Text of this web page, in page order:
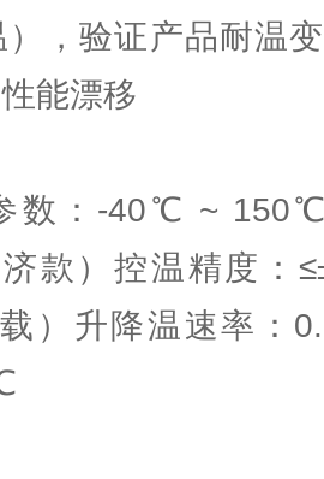
，验证产品耐温
能漂移
数：-40℃ ~
款）控温精度：
）升降温速率：